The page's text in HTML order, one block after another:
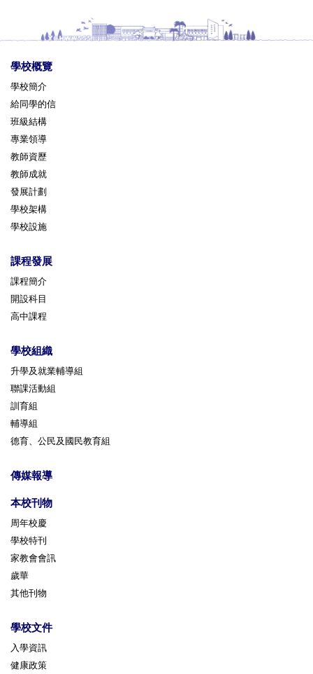
學校概覽
學校簡介
給同學的信
班級結構
專業領導
教師資歷
教師成就
發展計劃
學校架構
學校設施
課程發展
課程簡介
開設科目
高中課程
學校組織
升學及就業輔導組
聯課活動組
訓育組
輔導組
德育、公民及國民教育組
傳媒報導
本校刊物
周年校慶
學校特刊
家教會會訊
歲華
其他刊物
學校文件
入學資訊
健康政策